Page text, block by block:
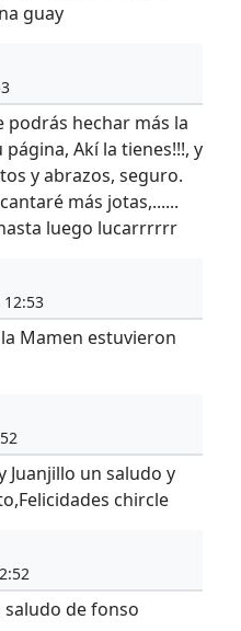
guay
podrás hechar más la
Akí la tienes!!!, y
y abrazos, seguro.
más jotas,......
luego lucarrrrrr
Mamen estuvieron
Juanjillo un saludo y
chircle
de fonso